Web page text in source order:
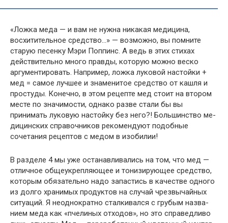
«Ложка меда — и вам не нужна никакая медицина,
восхитительное средство…» — возможно, вы помните
старую песенку Мэри Поппинс. А ведь в этих стихах
действительно много правды, которую можно веско
аргументировать. Например, ложка луковой настойки +
мед = самое лучшее и знаменитое средство от кашля и
простуды. Конечно, в этом рецепте мед стоит на втором
месте по значимости, однако разве стали бы вы
принимать луковую настойку без него?! Большинство ме­
дицинских справочников рекомендуют подобные
сочетания рецептов с медом в изобилии!
В разделе 4 мы уже останавливались на том, что мед —
отличное общеукрепляющее и тонизирующее средство,
которым обязательно надо запастись в качестве одного
из долго хранимых продуктов на случай чрезвычайных
ситуаций. Я неоднократно сталкивался с грубым назва­
нием меда как «пчелиных отходов», но это справедливо